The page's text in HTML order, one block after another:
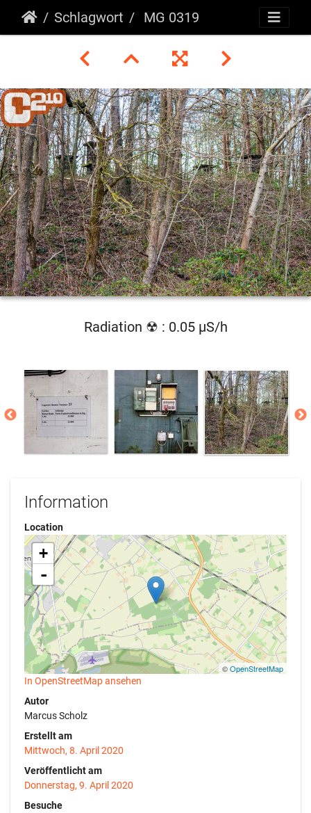
Schlagwort MG 0319
Radiation ☢ : 0.05 µS/h
Information
Location
+
-
©OpenStreetMap
In OpenStreetMap ansehen
Autor
Marcus Scholz
Erstellt am
Mittwoch, 8. April 2020
Veröffentlicht am
Donnerstag, 9. April 2020
Besuche